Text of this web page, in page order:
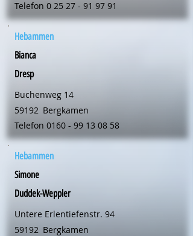
Telefon 0 25 27 - 91 97 91
Hebammen
Bianca
Dresp
Buchenweg 14
59192 Bergkamen
Telefon 0160 - 99 13 08 58
Hebammen
Simone
Duddek-Weppler
Untere Erlentiefenstr. 94
59192 Bergkamen